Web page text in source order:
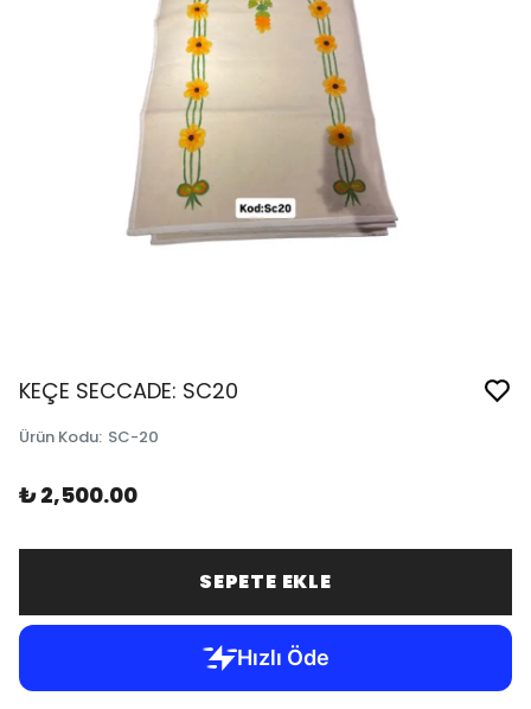
KEÇE SECCADE: SC20
Ürün Kodu: SC-20
₺ 2,500.00
SEPETE EKLE